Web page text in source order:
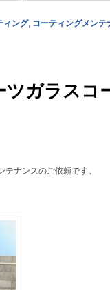
ィング, コーティングメンテ
ツガラスコ
ナンスのご依頼です。